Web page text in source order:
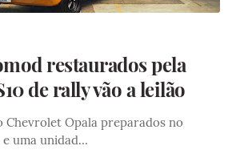
restaurados pela
de rally vão a leilão
Chevrolet Opala preparados no
uma unidad…